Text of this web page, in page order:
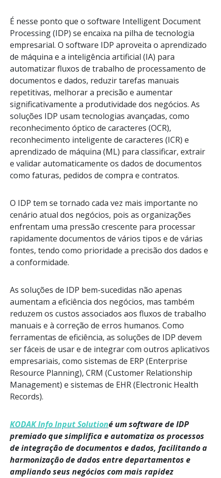
É nesse ponto que o software Intelligent Document
Processing (IDP) se encaixa na pilha de tecnologia
empresarial. O software IDP aproveita o aprendizado
de máquina e a inteligência artificial (IA) para
automatizar fluxos de trabalho de processamento de
documentos e dados, reduzir tarefas manuais
repetitivas, melhorar a precisão e aumentar
significativamente a produtividade dos negócios. As
soluções IDP usam tecnologias avançadas, como
reconhecimento óptico de caracteres (OCR),
reconhecimento inteligente de caracteres (ICR) e
aprendizado de máquina (ML) para classificar, extrair
e validar automaticamente os dados de documentos
como faturas, pedidos de compra e contratos.
O IDP tem se tornado cada vez mais importante no
cenário atual dos negócios, pois as organizações
enfrentam uma pressão crescente para processar
rapidamente documentos de vários tipos e de várias
fontes, tendo como prioridade a precisão dos dados e
a conformidade.
As soluções de IDP bem-sucedidas não apenas
aumentam a eficiência dos negócios, mas também
reduzem os custos associados aos fluxos de trabalho
manuais e à correção de erros humanos. Como
ferramentas de eficiência, as soluções de IDP devem
ser fáceis de usar e de integrar com outros aplicativos
empresariais, como sistemas de ERP (Enterprise
Resource Planning), CRM (Customer Relationship
Management) e sistemas de EHR (Electronic Health
Records).
KODAK Info Input Solutioné um software de IDP
premiado que simplifica e automatiza os processos
de integração de documentos e dados, facilitando a
harmonização de dados entre departamentos e
ampliando seus negócios com mais rapidez